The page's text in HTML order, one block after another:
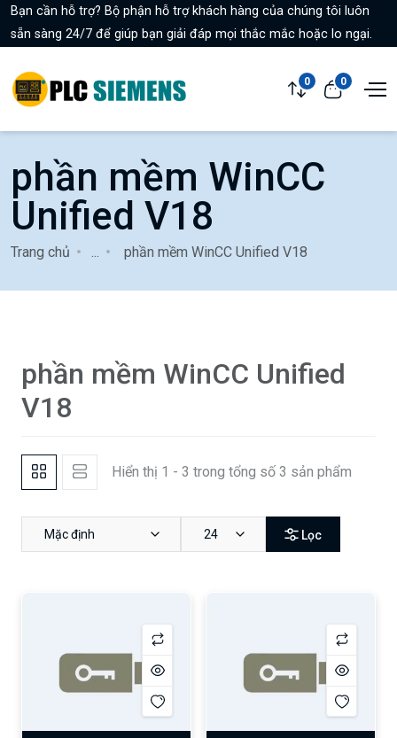
Bạn cần hỗ trợ? Bộ phận hỗ trợ khách hàng của chúng tôi luôn
sẵn sàng 24/7 để giúp bạn giải đáp mọi thắc mắc hoặc lo ngại.
0 0
phần mềm WinCC
Unified V18
Trang chủ phần mềm WinCC Unified V18
phần mềm WinCC Unified
V18
Hiển thị 1 - 3 trong tổng số 3 sản phẩm
Mặc định 24 Lọc